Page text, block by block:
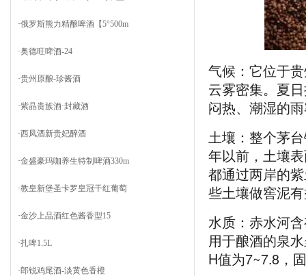
·俄罗斯熊力精酿啤酒【5°500m
·奥德旺啤酒-24
·贵州原酿-珍酱酒
·紫晶贵族酒·封藏酒
·西凤酒新贵妃醉酒
·金盛豪玛咖养生特制啤酒330m
·教皇新堡圣卡罗皇冠干红葡萄
·金沙上品酒红色酱香型15
·扎啤1.5L
·郎锐鸡尾酒-淡黄色香橙
气候：它位于
云雾密集。夏
闷热、潮湿的
土壤：整个茅
年以前，土壤
都通过两岸的
些土壤做窖泥
水质：赤水河
用于酿酒的泉
H值为7~7.8，